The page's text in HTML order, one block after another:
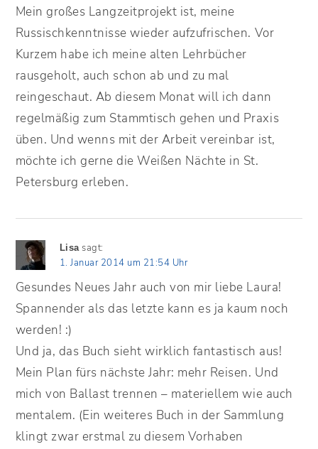
Mein großes Langzeitprojekt ist, meine
Russischkenntnisse wieder aufzufrischen. Vor
Kurzem habe ich meine alten Lehrbücher
rausgeholt, auch schon ab und zu mal
reingeschaut. Ab diesem Monat will ich dann
regelmäßig zum Stammtisch gehen und Praxis
üben. Und wenns mit der Arbeit vereinbar ist,
möchte ich gerne die Weißen Nächte in St.
Petersburg erleben.
Lisa sagt:
1. Januar 2014 um 21:54 Uhr
Gesundes Neues Jahr auch von mir liebe Laura!
Spannender als das letzte kann es ja kaum noch
werden! :)
Und ja, das Buch sieht wirklich fantastisch aus!
Mein Plan fürs nächste Jahr: mehr Reisen. Und
mich von Ballast trennen – materiellem wie auch
mentalem. (Ein weiteres Buch in der Sammlung
klingt zwar erstmal zu diesem Vorhaben